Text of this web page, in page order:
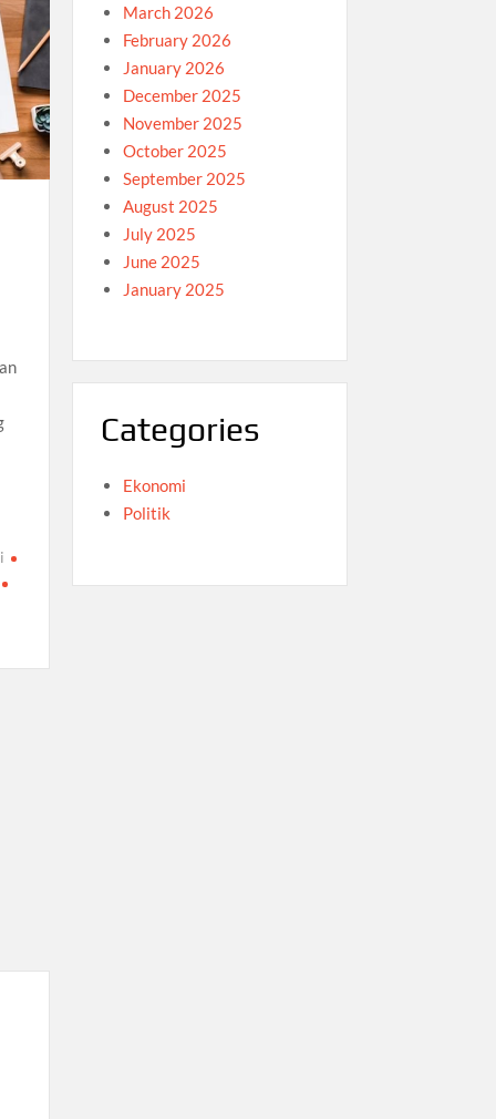
March 2026
February 2026
January 2026
December 2025
November 2025
October 2025
September 2025
August 2025
July 2025
June 2025
January 2025
Categories
Ekonomi
Politik